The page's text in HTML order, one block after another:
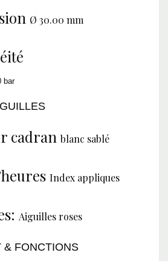
Ø 30.00 mm
bar
cadran blanc sablé
Index appliques
Aiguilles roses
& FONCTIONS